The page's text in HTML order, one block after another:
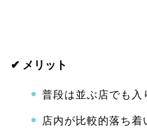
✔ メリット
普段は並ぶ店でも入
店内が比較的落ち着